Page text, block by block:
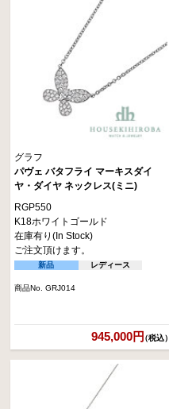
グラフ
パヴェ バタフライ マーキスダイ
ヤ・ダイヤ ネックレス(ミニ)
RGP550
K18ホワイトゴールド
在庫有り(In Stock)
ご注文頂けます。
新品 レディース
商品No. GRJ014
945,000円（税込）